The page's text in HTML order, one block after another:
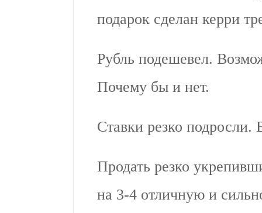
подарок сделан керри
Рубль подешевел.
Почему бы и нет.
Ставки резко
Продать резко
на 3-4 отличную и